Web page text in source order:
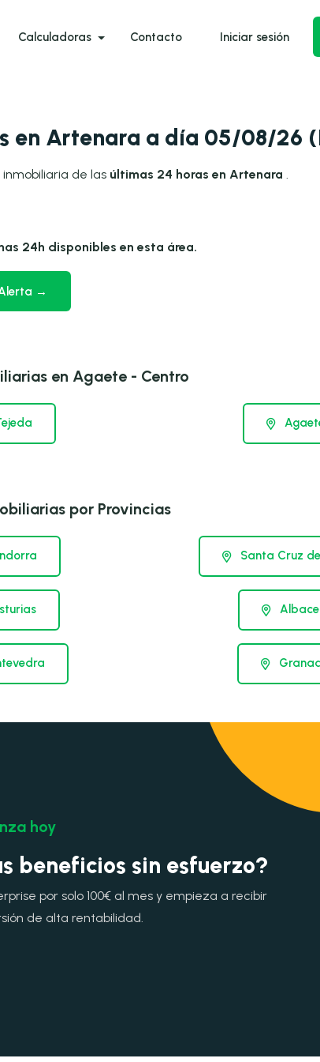
Calculadoras Contacto Iniciar sesión
en Artenara a día 05/08/26
de las últimas 24 horas en Artenara .
24h disponibles en esta área.
→
en Agaete - Centro
por Provincias
Santa Cruz
hoy
beneficios sin esfuerzo?
por solo 100€ al mes y empieza a recibir
de alta rentabilidad.